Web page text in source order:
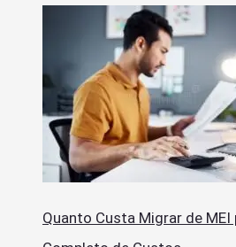
Quanto Custa Migrar de MEI